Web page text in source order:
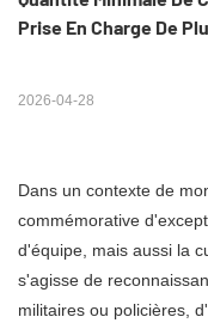
Prise En Charge De
2026-04-28
Dans un contexte de
commémorative
d'équipe, mais aussi la
s'agisse de
militaires ou policières,